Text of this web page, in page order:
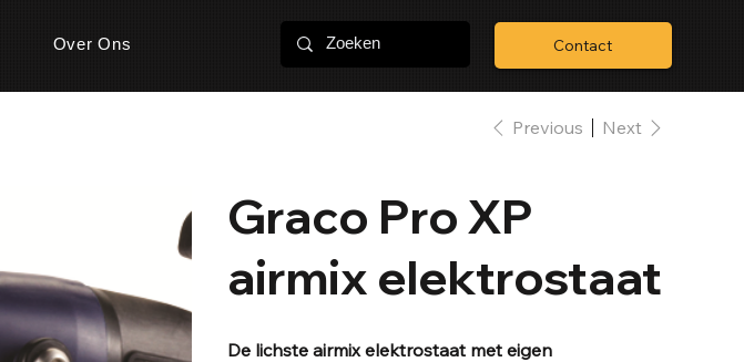
Over Ons Contact
Previous Next
Graco Pro XP
airmix elektrostaat
De lichste airmix elektrostaat met eigen